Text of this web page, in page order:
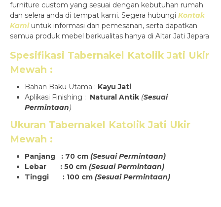
furniture custom yang sesuai dengan kebutuhan rumah
dan selera anda di tempat kami. Segera hubungi Kontak
Kamiuntuk informasi dan pemesanan, serta dapatkan
semua produk mebel berkualitas hanya di Altar Jati Jepara
Spesifikasi Tabernakel Katolik Jati Ukir
Mewah :
Bahan Baku Utama : Kayu Jati
Aplikasi Finishing : Natural Antik (Sesuai
Permintaan)
Ukuran Tabernakel Katolik Jati Ukir
Mewah :
Panjang : 70 cm (Sesuai Permintaan)
Lebar : 50 cm (Sesuai Permintaan)
Tinggi : 100 cm (Sesuai Permintaan)